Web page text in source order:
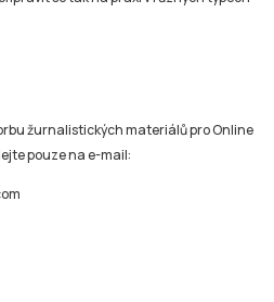
žurnalistických materiálů pro Online
pouze na e-mail: